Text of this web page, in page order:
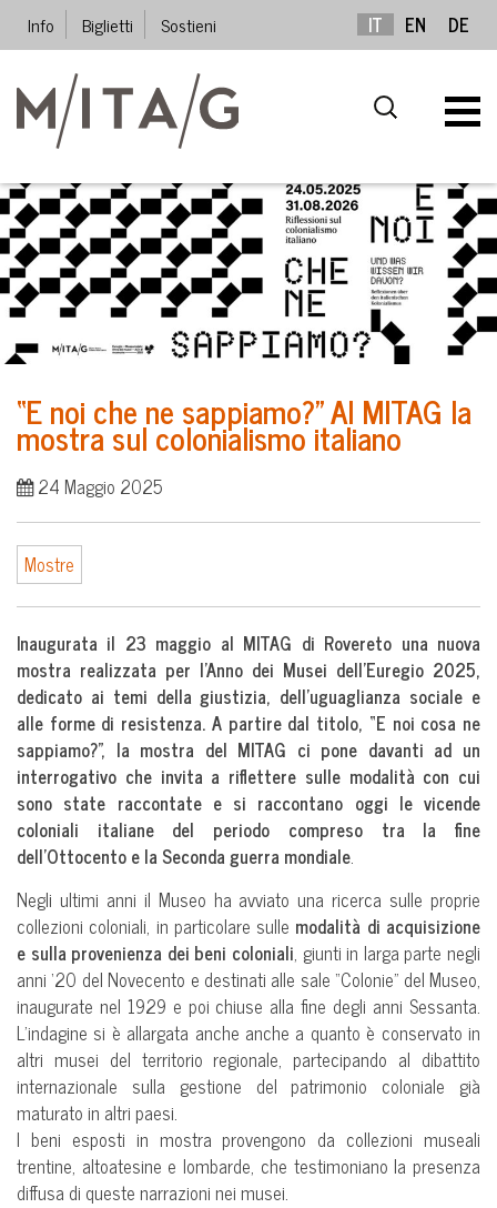
Info Biglietti Sostieni IT EN DE
“E noi che ne sappiamo?” Al MITAG la
mostra sul colonialismo italiano
24 Maggio 2025
Mostre
Inaugurata il 23 maggio al MITAG di Rovereto una nuova
mostra realizzata per l’Anno dei Musei dell’Euregio 2025,
dedicato ai temi della giustizia, dell’uguaglianza sociale e
alle forme di resistenza. A partire dal titolo, “E noi cosa ne
sappiamo?”, la mostra del MITAG ci pone davanti ad un
interrogativo che invita a riflettere sulle modalità con cui
sono state raccontate e si raccontano oggi le vicende
coloniali italiane del periodo compreso tra la fine
dell’Ottocento e la Seconda guerra mondiale.
Negli ultimi anni il Museo ha avviato una ricerca sulle proprie
collezioni coloniali, in particolare sulle modalità di acquisizione
e sulla provenienza dei beni coloniali, giunti in larga parte negli
anni ‘20 del Novecento e destinati alle sale “Colonie” del Museo,
inaugurate nel 1929 e poi chiuse alla fine degli anni Sessanta.
L’indagine si è allargata anche anche a quanto è conservato in
altri musei del territorio regionale, partecipando al dibattito
internazionale sulla gestione del patrimonio coloniale già
maturato in altri paesi.
I beni esposti in mostra provengono da collezioni museali
trentine, altoatesine e lombarde, che testimoniano la presenza
diffusa di queste narrazioni nei musei.